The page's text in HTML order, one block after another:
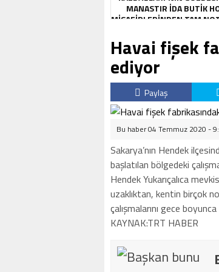
MANASTIR İDA BUTIK
MISAFIRLERINDEN TAM
Havai fişek
ediyor
Paylaş
Bu haber 04 Temmuz 2020 -
Sakarya’nın Hendek
başlatılan bölgedeki
Hendek Yukarıçalıca
uzaklıktan, kentin birçok
çalışmalarını gece
KAYNAK:TRT HABER